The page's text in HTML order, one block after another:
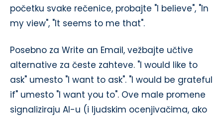
početku svake rečenice, probajte "I believe", "In
my view", "It seems to me that".
Posebno za Write an Email, vežbajte učtive
alternative za česte zahteve. "I would like to
ask" umesto "I want to ask". "I would be grateful
if" umesto "I want you to". Ove male promene
signaliziraju AI-u (i ljudskim ocenjivačima, ako